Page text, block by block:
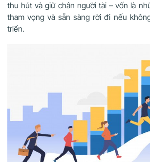
thu hút và giữ chân người tài – vốn là
tham vọng và sẵn sàng rời đi nếu
triển.